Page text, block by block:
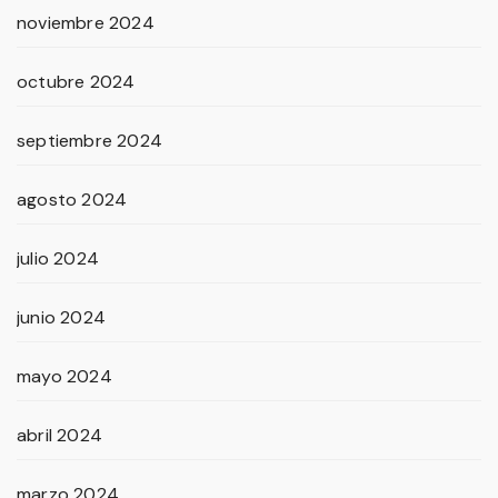
noviembre 2024
octubre 2024
septiembre 2024
agosto 2024
julio 2024
junio 2024
mayo 2024
abril 2024